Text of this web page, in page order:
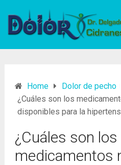
Home Dolor de pecho
¿Cuáles son los
disponibles para la
¿Cuáles son los
medicamentos